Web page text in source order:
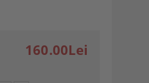
160.00Lei